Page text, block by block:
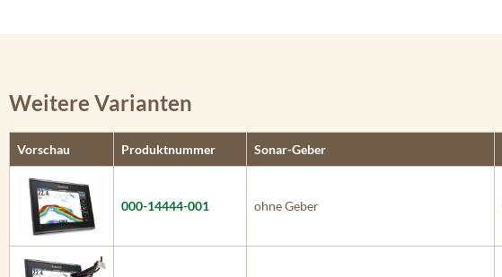
Weitere Varianten
Vorschau Produktnummer Sonar-Geber
000-14444-001 ohne Geber